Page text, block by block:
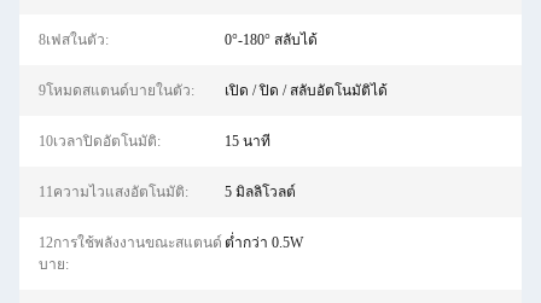
8เฟสในตัว: 0°-180° สลับได้
9โหมดสแตนด์บายในตัว: เปิด / ปิด / สลับอัตโนมัติได้
10เวลาปิดอัตโนมัติ: 15 นาที
11ความไวแสงอัตโนมัติ: 5 มิลลิโวลต์
12การใช้พลังงานขณะสแตนด์
บาย:
ต่ำกว่า 0.5W